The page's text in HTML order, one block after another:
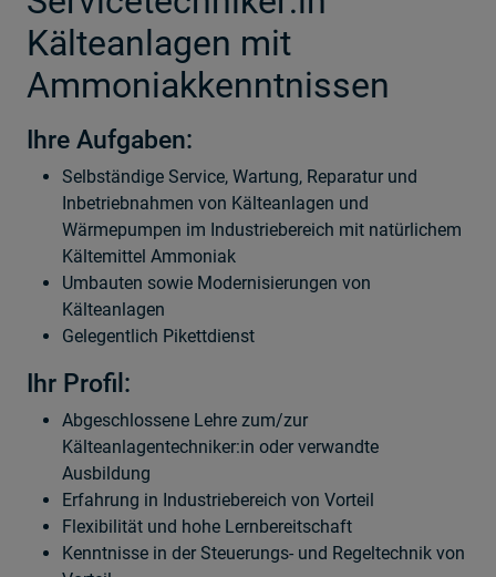
Kälteanlagen mit
Ammoniakkenntnissen
Ihre Aufgaben:
Selbständige Service, Wartung, Reparatur und
Inbetriebnahmen von Kälteanlagen und
Wärmepumpen im Industriebereich mit natürlichem
Kältemittel Ammoniak
Umbauten sowie Modernisierungen von
Kälteanlagen
Gelegentlich Pikettdienst
Ihr Profil:
Abgeschlossene Lehre zum/zur
Kälteanlagentechniker:in oder verwandte
Ausbildung
Erfahrung in Industriebereich von Vorteil
Flexibilität und hohe Lernbereitschaft
Kenntnisse in der Steuerungs- und Regeltechnik von